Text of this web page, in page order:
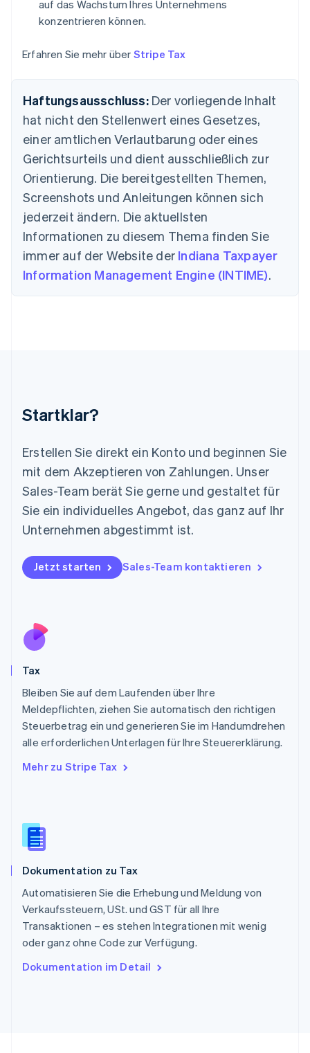
auf das Wachstum Ihres Unternehmens
konzentrieren können.
Erfahren Sie mehr über Stripe Tax
Haftungsausschluss:Der vorliegende Inhalt
hat nicht den Stellenwert eines Gesetzes,
einer amtlichen Verlautbarung oder eines
Gerichtsurteils und dient ausschließlich zur
Orientierung. Die bereitgestellten Themen,
Screenshots und Anleitungen können sich
jederzeit ändern. Die aktuellsten
Informationen zu diesem Thema finden Sie
immer auf der Website der Indiana Taxpayer
Information Management Engine (INTIME).
Startklar?
Erstellen Sie direkt ein Konto und beginnen Sie
mit dem Akzeptieren von Zahlungen. Unser
Sales-Team berät Sie gerne und gestaltet für
Sie ein individuelles Angebot, das ganz auf Ihr
Unternehmen abgestimmt ist.
Jetzt starten Sales-Team kontaktieren
Tax
Bleiben Sie auf dem Laufenden über Ihre
Meldepflichten, ziehen Sie automatisch den richtigen
Steuerbetrag ein und generieren Sie im Handumdrehen
alle erforderlichen Unterlagen für Ihre Steuererklärung.
Mehr zu Stripe Tax
Dokumentation zu Tax
Automatisieren Sie die Erhebung und Meldung von
Verkaufssteuern, USt. und GST für all Ihre
Transaktionen – es stehen Integrationen mit wenig
oder ganz ohne Code zur Verfügung.
Dokumentation im Detail
Finnland
English Svenska
FrançaisEnglish
English
Griechenland
English
Indien
English
Irland
Italien
ItalianoEnglish
Japan
日本語English
Kanada
EnglishFrançais
EnglishItaliano
Lettland
English简体中文
English
Mexiko
Español English
Neuseeland
English
NederlandsEnglish
English
Österreich
Portugal
Português
Schweden
Schweiz
DeutschFrançaisItalianoEnglish
Singapur
Slowakei
Sonderverwaltungsregion Hongkong,
China
Spanien
EspañolEnglish
Thailand
Tschechische Republik
English
English